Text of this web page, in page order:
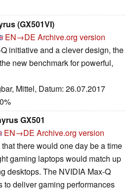
(GX501VI)
EN→DE Archive.org version
initiative and a clever design, the
new benchmark for powerful,
Mittel, Datum: 26.07.2017
GX501
EN→DE Archive.org version
there would one day be a time
gaming laptops would match up
desktops. The NVIDIA Max-Q
to deliver gaming performances